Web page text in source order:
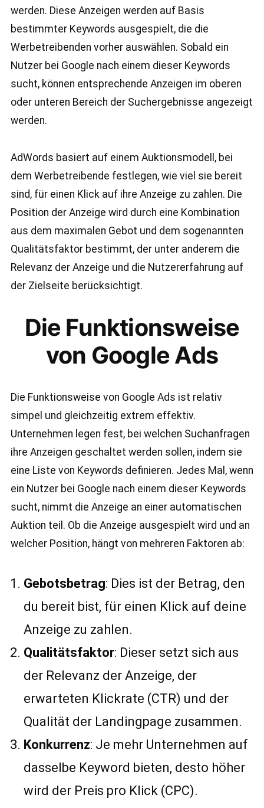
werden. Diese Anzeigen werden auf Basis
bestimmter Keywords ausgespielt, die die
Werbetreibenden vorher auswählen. Sobald ein
Nutzer bei Google nach einem dieser Keywords
sucht, können entsprechende Anzeigen im oberen
oder unteren Bereich der Suchergebnisse angezeigt
werden.
AdWords basiert auf einem Auktionsmodell, bei
dem Werbetreibende festlegen, wie viel sie bereit
sind, für einen Klick auf ihre Anzeige zu zahlen. Die
Position der Anzeige wird durch eine Kombination
aus dem maximalen Gebot und dem sogenannten
Qualitätsfaktor bestimmt, der unter anderem die
Relevanz der Anzeige und die Nutzererfahrung auf
der Zielseite berücksichtigt.
Die Funktionsweise
von Google Ads
Die Funktionsweise von Google Ads ist relativ
simpel und gleichzeitig extrem effektiv.
Unternehmen legen fest, bei welchen Suchanfragen
ihre Anzeigen geschaltet werden sollen, indem sie
eine Liste von Keywords definieren. Jedes Mal, wenn
ein Nutzer bei Google nach einem dieser Keywords
sucht, nimmt die Anzeige an einer automatischen
Auktion teil. Ob die Anzeige ausgespielt wird und an
welcher Position, hängt von mehreren Faktoren ab:
Gebotsbetrag: Dies ist der Betrag, den
du bereit bist, für einen Klick auf deine
Anzeige zu zahlen.
Qualitätsfaktor: Dieser setzt sich aus
der Relevanz der Anzeige, der
erwarteten Klickrate (CTR) und der
Qualität der Landingpage zusammen.
Konkurrenz: Je mehr Unternehmen auf
dasselbe Keyword bieten, desto höher
wird der Preis pro Klick (CPC).